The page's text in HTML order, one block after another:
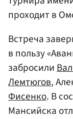
проходит в
Встреча
в пользу
забросили
Лемтюгов,
Фисенко. В
Мансийска